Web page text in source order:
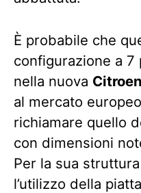
È probabile che
configurazione a
nella nuova
al mercato
richiamare quello
con dimensioni
Per la sua
l’utilizzo della